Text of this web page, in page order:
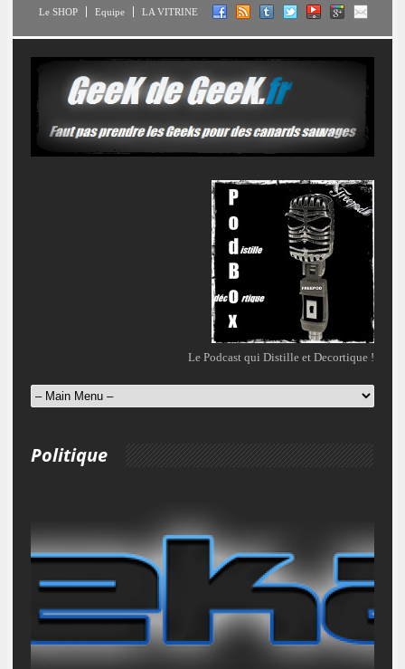
Le SHOP Equipe LA VITRINE
Le Podcast qui Distille et Decortique !
Politique